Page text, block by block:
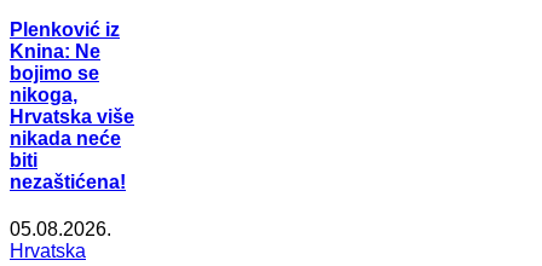
Plenković iz
Knina: Ne
bojimo se
nikoga,
Hrvatska više
nikada neće
biti
nezaštićena!
05.08.2026.
Hrvatska